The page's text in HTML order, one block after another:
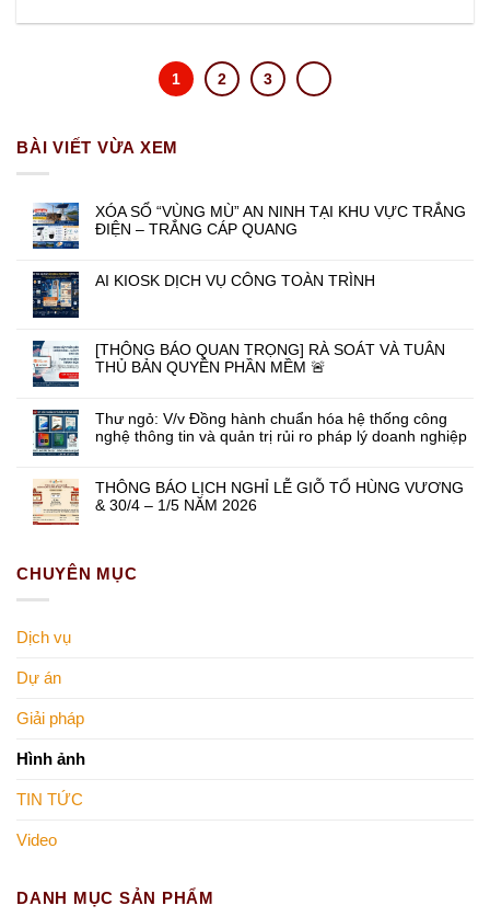
1 2 3
BÀI VIẾT VỪA XEM
XÓA SỔ “VÙNG MÙ” AN NINH TẠI KHU VỰC TRẮNG
ĐIỆN – TRẮNG CÁP QUANG
AI KIOSK DỊCH VỤ CÔNG TOÀN TRÌNH
[THÔNG BÁO QUAN TRỌNG] RÀ SOÁT VÀ TUÂN
THỦ BẢN QUYỀN PHẦN MỀM 🚨
Thư ngỏ: V/v Đồng hành chuẩn hóa hệ thống công
nghệ thông tin và quản trị rủi ro pháp lý doanh nghiệp
THÔNG BÁO LỊCH NGHỈ LỄ GIỖ TỔ HÙNG VƯƠNG
& 30/4 – 1/5 NĂM 2026
CHUYÊN MỤC
Dịch vụ
Dự án
Giải pháp
Hình ảnh
TIN TỨC
Video
DANH MỤC SẢN PHẨM